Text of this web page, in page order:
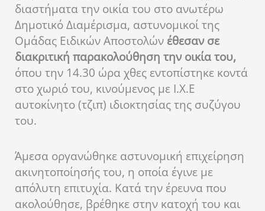
διαστήματα την οικία του στο ανωτέρω
Δημοτικό Διαμέρισμα, αστυνομικοί της
Ομάδας Ειδικών Αποστολών έθεσαν σε
διακριτική παρακολούθηση την οικία του,
όπου την 14.30 ώρα χθες εντοπίστηκε κοντά
στο χωριό του, κινούμενος με Ι.Χ.Ε
αυτοκίνητο (τζιπ) ιδιοκτησίας της συζύγου
του.
Άμεσα οργανώθηκε αστυνομική επιχείρηση
ακινητοποίησής του, η οποία έγινε με
απόλυτη επιτυχία. Κατά την έρευνα που
ακολούθησε, βρέθηκε στην κατοχή του και